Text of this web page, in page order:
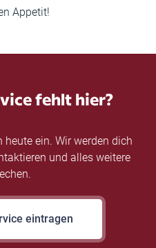
Appetit!
fehlt hier?
ein. Wir werden dich
und alles weitere
eintragen